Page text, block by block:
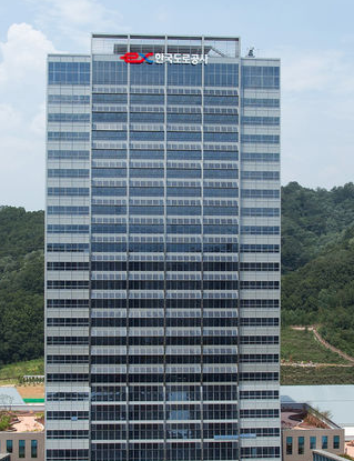
파악 중"
[내일날씨]
일 재개
역적자 있어"
수색에 '충격·당황'
순간 '40도'
요임무종사 혐의
마감
6296.38 마감
감
충돌 흔적 포착
끝 과달라하라 격파
폭염 잠시 꺾인다"